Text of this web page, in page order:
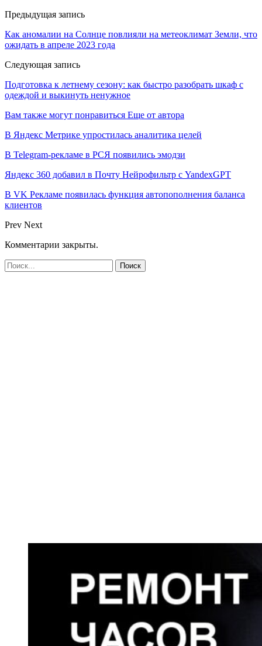
Предыдущая запись
Как аномалии на Солнце повлияли на метеоклимат Земли, что
ожидать в апреле 2023 года
Следующая запись
Подготовка к летнему сезону: как быстро разобрать шкаф с
одеждой и выкинуть ненужное
Вам также могут понравиться Еще от автора
В Яндекс Метрике упростилась аналитика целей
В Telegram-рекламе в РСЯ появились эмодзи
Яндекс 360 добавил в Почту Нейрофильтр с YandexGPT
В VK Рекламе появилась функция автопополнения баланса
клиентов
Prev Next
Комментарии закрыты.